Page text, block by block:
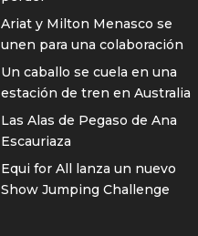
Ariat y Milton Menasco se
unen para una colaboración
Un caballo se cuela en una
estación de tren en Australia
Las Alas de Pegaso de Ana
Escauriaza
Equi for All lanza un nuevo
Show Jumping Challenge